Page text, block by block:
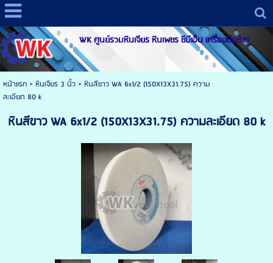
WK ศูนย์รวมหินเจียร หินเพชร ซีบีเอ็น เครื่องมือช่าง
หน้าแรก> หินเจียร 3 นิ้ว> หินสีขาว WA 6x1/2 (150X13X31.75) ความ
ละเอียด 80 k
หินสีขาว WA 6x1/2 (150X13X31.75) ความละเอียด 80 k